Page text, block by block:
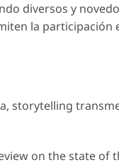
diversos y
la
, storytelling
on the state of